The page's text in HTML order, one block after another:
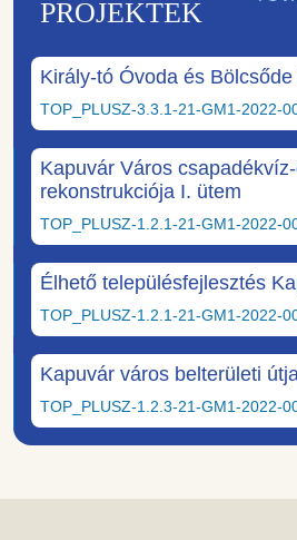
PROJEKTEK
Király-tó Óvoda és
TOP_PLUSZ-3.3.1-21-GM1-2022-
Kapuvár Város
rekonstrukciója I. ütem
TOP_PLUSZ-1.2.1-21-GM1-2022-
Élhető településfejlesztés
TOP_PLUSZ-1.2.1-21-GM1-2022-
Kapuvár város belterületi
TOP_PLUSZ-1.2.3-21-GM1-2022-